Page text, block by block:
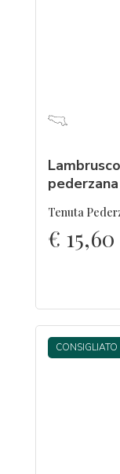
pederzana
Tenuta
€ 15,60
CONSIGLIATO